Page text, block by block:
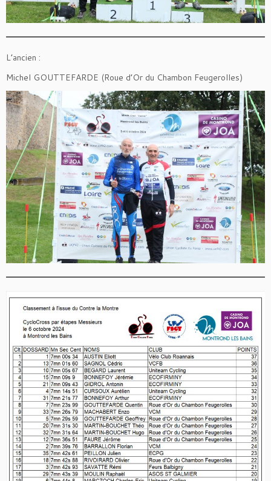
L’ancien :
Michel GOUTTEFARDE (Roue d’Or du Chambon Feugerolles)